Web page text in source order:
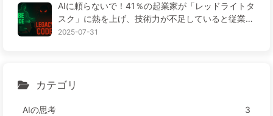
AIに頼らないで！41％の起業家が「レッドライトタ
スク」に熱を上げ、技術力が不足していると従業員
がさらに苦しむ— ゆっくり学ぶAI163
2025-07-31
カテゴリ
AIの思考
3